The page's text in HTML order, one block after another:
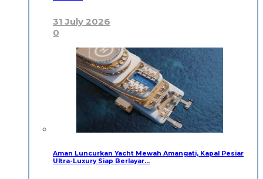
31 July 2026
0
Aman Luncurkan Yacht Mewah Amangati, Kapal Pesiar
Ultra-Luxury Siap Berlayar…